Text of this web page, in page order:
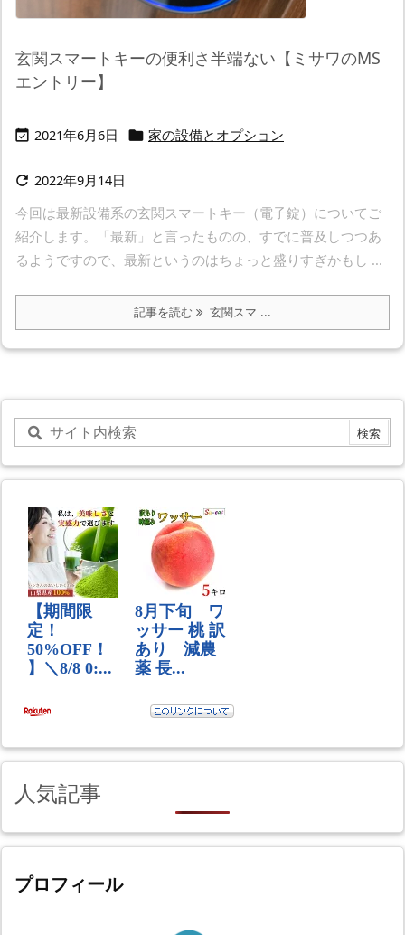
玄関スマートキーの便利さ半端ない【ミサワのMS
エントリー】
 2021年6月6日  家の設備とオプション
 2022年9月14日
今回は最新設備系の玄関スマートキー（電子錠）についてご
紹介します。「最新」と言ったものの、すでに普及しつつあ
るようですので、最新というのはちょっと盛りすぎかもし ...
記事を読む 玄関スマ ...
人気記事
プロフィール